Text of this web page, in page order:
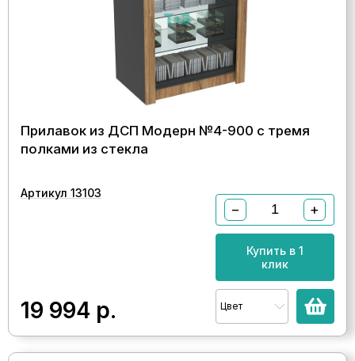
Прилавок из ДСП Модерн №4-900 с тремя
полками из стекла
Артикул 13103
19 994 р.
− +
Купить в 1
клик
Цвет